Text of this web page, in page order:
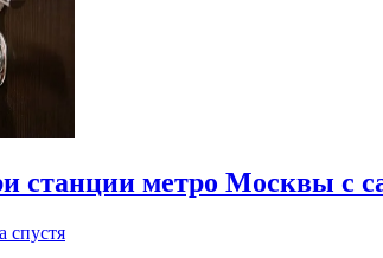
станции метро Москвы с
спустя